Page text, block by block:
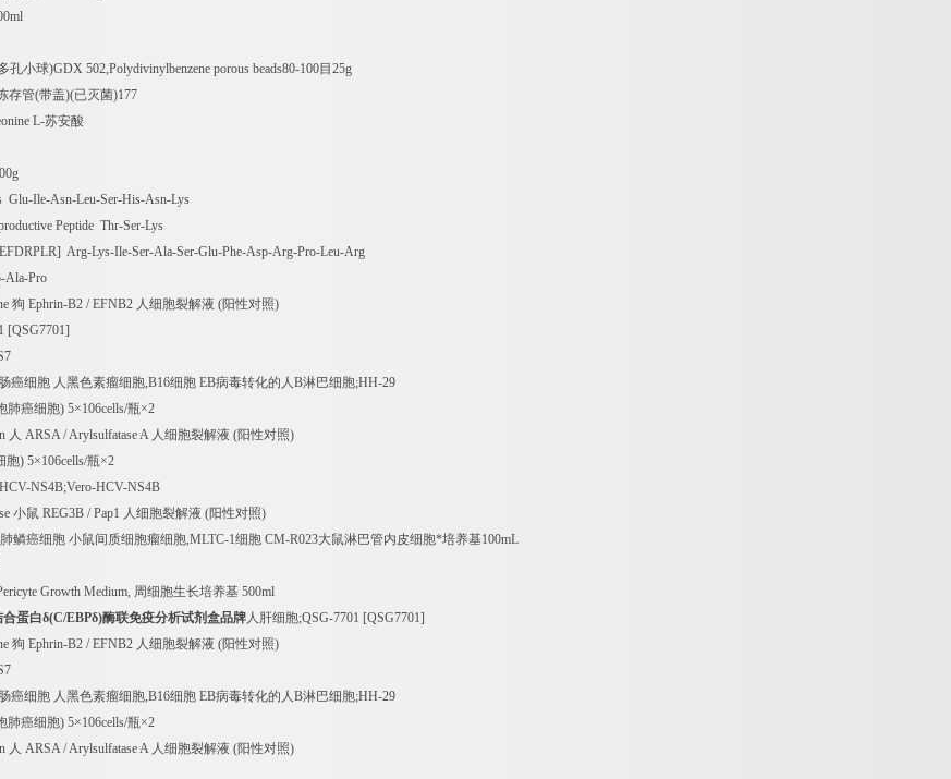
孔小球)GDX 502,Polydivinylbenzene porous beads80-100目 25g
存管(带盖)(已灭菌)177
L-苏安酸
Glu-Ile-Asn-Leu-Ser-His-Asn-Lys
Peptide Thr-Ser-Lys
Arg-Lys-Ile-Ser-Ala-Ser-Glu-Phe-Asp-Arg-Pro-Leu-Arg
Ala-Pro
狗 Ephrin-B2 / EFNB2 人细胞裂解液 (阳性对照)
[QSG7701]
癌细胞 人黑色素瘤细胞,B16细胞 EB病毒转化的人B淋巴细胞;HH-29
肺癌细胞) 5×106cells/瓶×2
人 ARSA / Arylsulfatase A 人细胞裂解液 (阳性对照)
胞) 5×106cells/瓶×2
NS4B;Vero-HCV-NS4B
小鼠 REG3B / Pap1 人细胞裂解液 (阳性对照)
鳞癌细胞 小鼠间质细胞瘤细胞,MLTC-1细胞 CM-R023大鼠淋巴管内皮细胞*培养基100mL
Growth Medium, 周细胞生长培养基 500ml
蛋白δ(C/EBPδ)酶联免疫分析试剂盒品牌人肝细胞;QSG-7701 [QSG7701]
狗 Ephrin-B2 / EFNB2 人细胞裂解液 (阳性对照)
癌细胞 人黑色素瘤细胞,B16细胞 EB病毒转化的人B淋巴细胞;HH-29
肺癌细胞) 5×106cells/瓶×2
人 ARSA / Arylsulfatase A 人细胞裂解液 (阳性对照)